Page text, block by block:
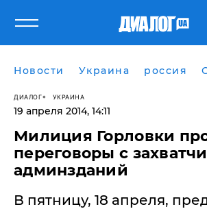
Новости Украина россия
ДИАЛОГ УКРАИНА
19 апреля 2014, 14:11
Милиция Горловки
переговоры с
админзданий
В пятницу, 18 апреля,